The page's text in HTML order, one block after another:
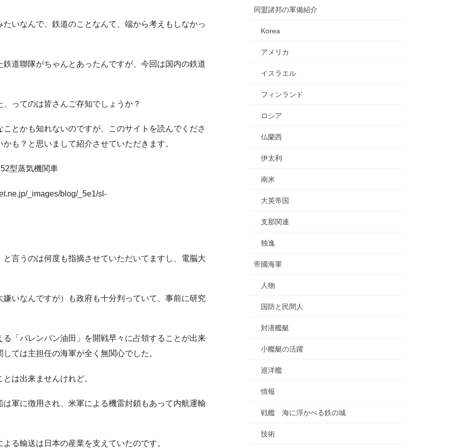
いなんで、鉄道のことなんて、端から考えもしなかっ
道聯隊がちゃんとあったんですが、今回は国内の鉄道
ってのは皆さんご存知でしょうか？
ことかも知れないのですが、このサイトを読んでくださ
も？と思いまして紹介させていただきます。
型蒸気機関車
言うのは何度も指摘させていただいてますし、電脳大
いなんですが）も政府も十分判っていて、事前に研究
「パレンバン油田」を開戦早々に占領することが出来
ては主担任の海軍が全く無関心でした。
は出来ませんけれど。
軍に徴用され、米軍による機雷封鎖もあって内航運輸
る輸送は日本の産業を支えていたのです。
同盟諸邦の軍備紹介
Korea
アメリカ
イスラエル
フィンランド
ロシア
仏蘭西
伊太利
南米
大英帝国
支那関連
独逸
帝國海軍
人物
国防と民間人
対潜艦艇
小艦艇の活躍
巡洋艦
情報
戦艦 海に浮かべる鉄の城
技術